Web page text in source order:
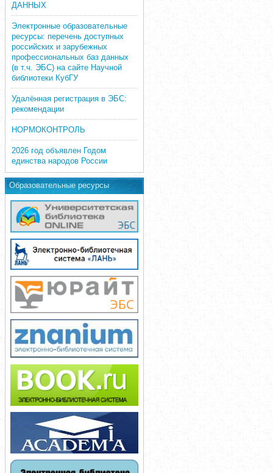
ДАННЫХ
Электронные образовательные
ресурсы: перечень доступных
российских и зарубежных
профессиональных баз данных
(в т.ч. ЭБС) на сайте Научной
библиотеки КубГУ
Удалённая регистрация в ЭБС:
рекомендации
НОРМОКОНТРОЛЬ
2026 год объявлен Годом
единства народов России
Образовательные ресурсы